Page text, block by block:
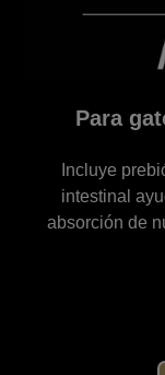
la flora
y la
mejor salud